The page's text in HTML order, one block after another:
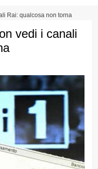
Rai: qualcosa non torna
vedi i canali